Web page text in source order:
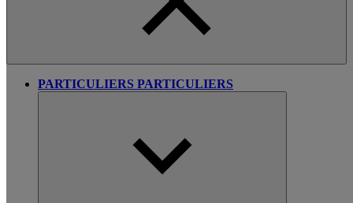
PARTICULIERS PARTICULIERS